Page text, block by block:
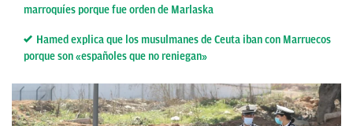
marroquíes porque fue orden de Marlaska
Hamed explica que los musulmanes de Ceuta iban con Marruecos
porque son «españoles que no reniegan»